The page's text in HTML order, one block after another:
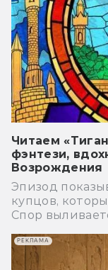
Читаем
фэнтези,
Возрождения
Эпизод
купцов,
Спор
РЕКЛАМА